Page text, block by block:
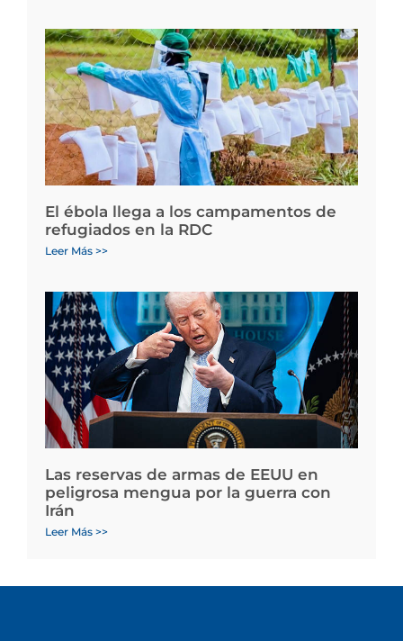
El ébola llega a los campamentos de
refugiados en la RDC
Leer Más >>
Las reservas de armas de EEUU en
peligrosa mengua por la guerra con
Irán
Leer Más >>